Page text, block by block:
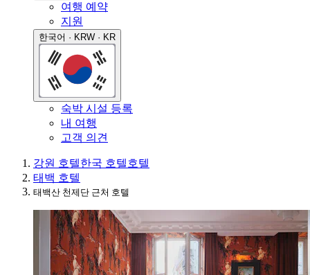
여행 예약
지원
한국어 · KRW · KR
숙박 시설 등록
내 여행
고객 의견
강원 호텔한국 호텔호텔
태백 호텔
태백산 천제단 근처 호텔